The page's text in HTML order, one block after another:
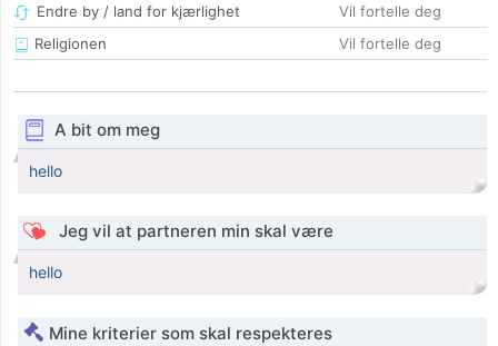
Endre by / land for kjærlighet
Vil fortelle deg
Religionen
Vil fortelle deg
A bit om meg
hello
Jeg vil at partneren min skal være
hello
Mine kriterier som skal respekteres